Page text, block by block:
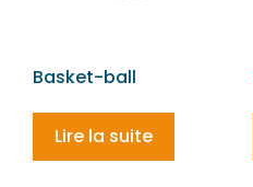
Basket-ball
Lire la suite